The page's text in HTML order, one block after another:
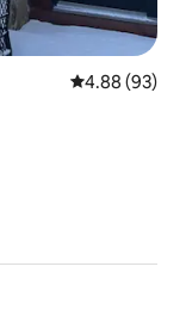
平均评分 4.88
4.88 (93)